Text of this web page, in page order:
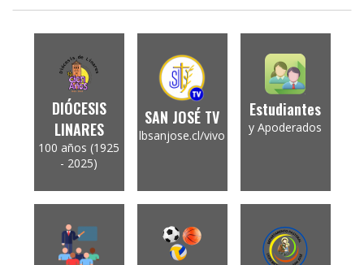
DIÓCESIS
LINARES
100 años (1925
- 2025)
SAN JOSÉ TV
lbsanjose.cl/vivo
Estudiantes
y Apoderados